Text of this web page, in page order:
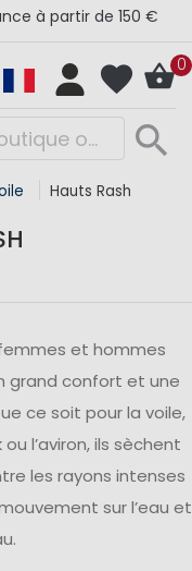
à partir de 150 €
0
Hauts Rash
et hommes
grand confort et une
ce soit pour la voile,
l’aviron, ils sèchent
les rayons intenses
sur l’eau et